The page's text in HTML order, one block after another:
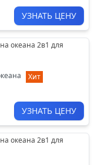
УЗНАТЬ ЦЕНУ
океана 2в1 для
Хит
УЗНАТЬ ЦЕНУ
океана 2в1 для